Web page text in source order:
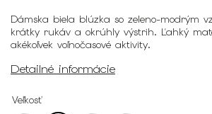
Dámska biela blúzka so zeleno-modrým
krátky rukáv a okrúhly výstrih. Ľahký
akékoľvek voľnočasové aktivity.
Detailné informácie
Veľkosť